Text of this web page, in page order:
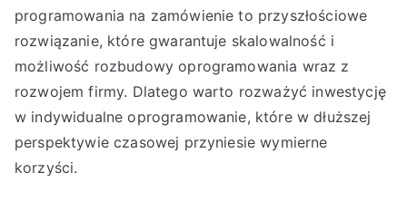
programowania na zamówienie to przyszłościowe
rozwiązanie, które gwarantuje skalowalność i
możliwość rozbudowy oprogramowania wraz z
rozwojem firmy. Dlatego warto rozważyć inwestycję
w indywidualne oprogramowanie, które w dłuższej
perspektywie czasowej przyniesie wymierne
korzyści.